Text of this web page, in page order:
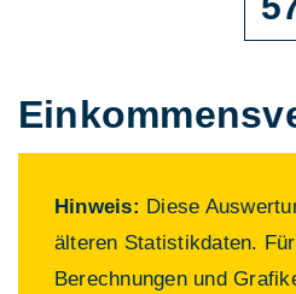
Hinweis: Diese
älteren Statistikdaten.
Berechnungen und